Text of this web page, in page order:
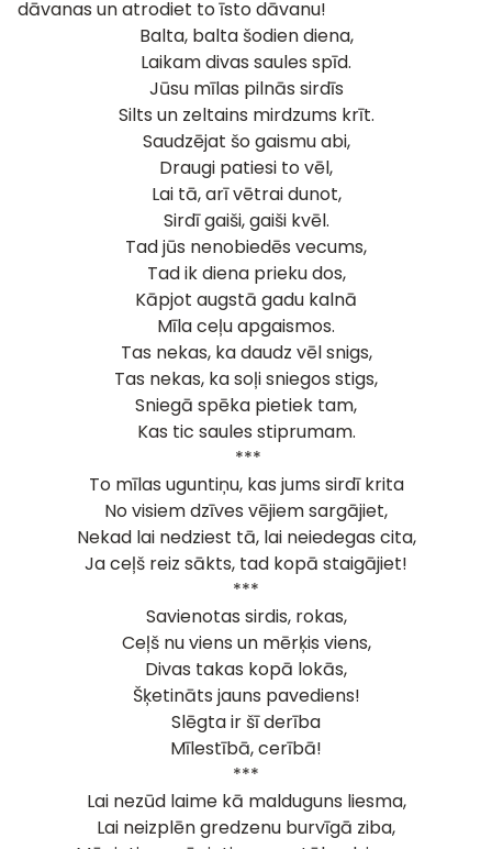
dāvanas un atrodiet to īsto dāvanu!
Balta, balta šodien diena,
Laikam divas saules spīd.
Jūsu mīlas pilnās sirdīs
Silts un zeltains mirdzums krīt.
Saudzējat šo gaismu abi,
Draugi patiesi to vēl,
Lai tā, arī vētrai dunot,
Sirdī gaiši, gaiši kvēl.
Tad jūs nenobiedēs vecums,
Tad ik diena prieku dos,
Kāpjot augstā gadu kalnā
Mīla ceļu apgaismos.
Tas nekas, ka daudz vēl snigs,
Tas nekas, ka soļi sniegos stigs,
Sniegā spēka pietiek tam,
Kas tic saules stiprumam.
***
To mīlas uguntiņu, kas jums sirdī krita
No visiem dzīves vējiem sargājiet,
Nekad lai nedziest tā, lai neiedegas cita,
Ja ceļš reiz sākts, tad kopā staigājiet!
***
Savienotas sirdis, rokas,
Ceļš nu viens un mērķis viens,
Divas takas kopā lokās,
Šķetināts jauns pavediens!
Slēgta ir šī derība
Mīlestībā, cerībā!
***
Lai nezūd laime kā malduguns liesma,
Lai neizplēn gredzenu burvīgā ziba,